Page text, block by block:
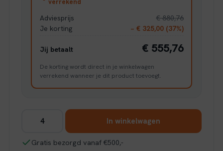
Adviesprijs
€ 880,76
Je korting
− € 325,00 (37%)
Jij betaalt € 555,76
De korting wordt direct in je winkelwagen
verrekend wanneer je dit product toevoegt.
Touchstone
Grand
In winkelwagen
Gratis bezorgd vanaf €500,-